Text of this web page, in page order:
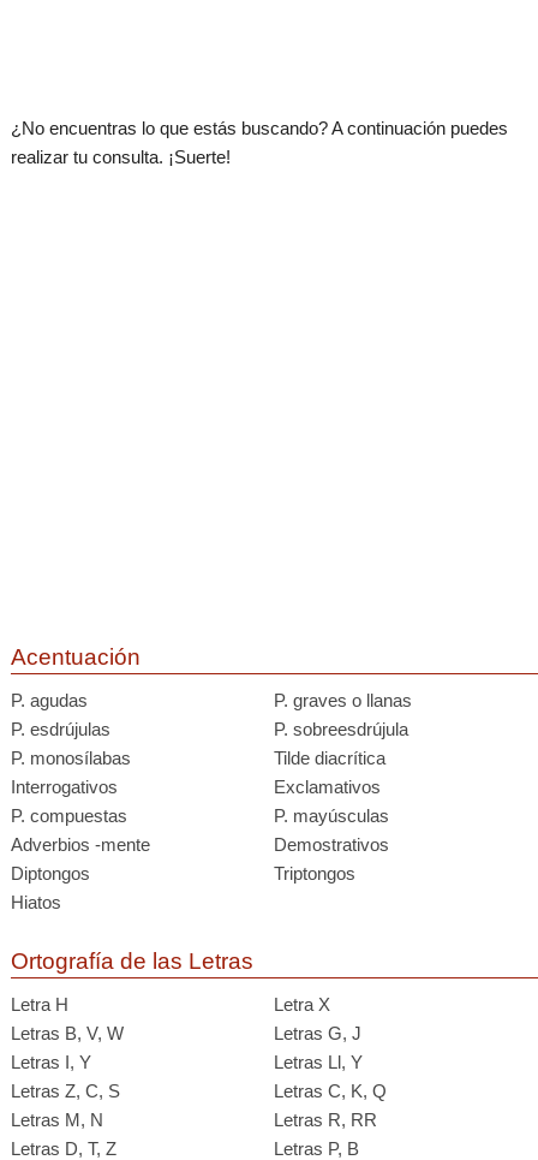
¿No encuentras lo que estás buscando? A continuación puedes
realizar tu consulta. ¡Suerte!
Acentuación
P. agudas
P. graves o llanas
P. esdrújulas
P. sobreesdrújula
P. monosílabas
Tilde diacrítica
Interrogativos
Exclamativos
P. compuestas
P. mayúsculas
Adverbios -mente
Demostrativos
Diptongos
Triptongos
Hiatos
Ortografía de las Letras
Letra H
Letra X
Letras B, V, W
Letras G, J
Letras I, Y
Letras Ll, Y
Letras Z, C, S
Letras C, K, Q
Letras M, N
Letras R, RR
Letras D, T, Z
Letras P, B